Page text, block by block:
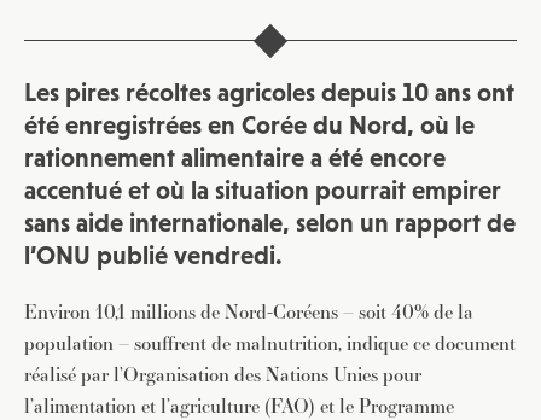
Les pires récoltes agricoles depuis 10 ans ont
été enregistrées en Corée du Nord, où le
rationnement alimentaire a été encore
accentué et où la situation pourrait empirer
sans aide internationale, selon un rapport de
l’ONU publié vendredi.
Environ 10,1 millions de Nord-Coréens – soit 40% de la
population – souffrent de malnutrition, indique ce document
réalisé par l’Organisation des Nations Unies pour
l’alimentation et l’agriculture (FAO) et le Programme